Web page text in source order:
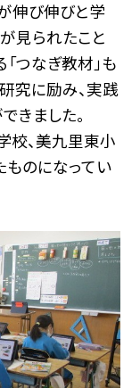
伸び伸びと学
見られたこと
つなぎ教材」も
究に励み、実践
きました。
、美九里東小
のになってい